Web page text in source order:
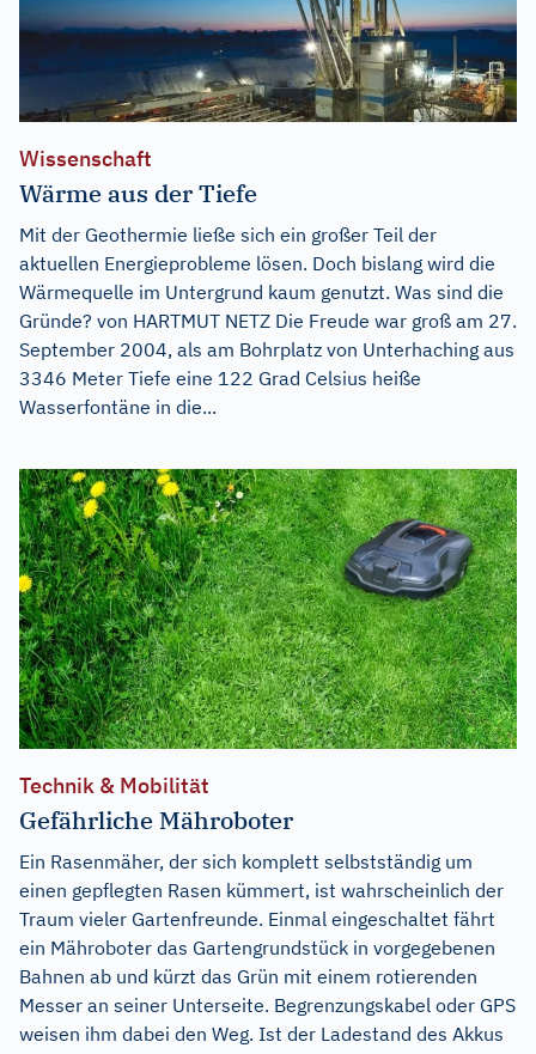
Wissenschaft
Wärme aus der Tiefe
Mit der Geothermie ließe sich ein großer Teil der
aktuellen Energieprobleme lösen. Doch bislang wird die
Wärmequelle im Untergrund kaum genutzt. Was sind die
Gründe? von HARTMUT NETZ Die Freude war groß am 27.
September 2004, als am Bohrplatz von Unterhaching aus
3346 Meter Tiefe eine 122 Grad Celsius heiße
Wasserfontäne in die...
Technik & Mobilität
Gefährliche Mähroboter
Ein Rasenmäher, der sich komplett selbstständig um
einen gepflegten Rasen kümmert, ist wahrscheinlich der
Traum vieler Gartenfreunde. Einmal eingeschaltet fährt
ein Mähroboter das Gartengrundstück in vorgegebenen
Bahnen ab und kürzt das Grün mit einem rotierenden
Messer an seiner Unterseite. Begrenzungskabel oder GPS
weisen ihm dabei den Weg. Ist der Ladestand des Akkus